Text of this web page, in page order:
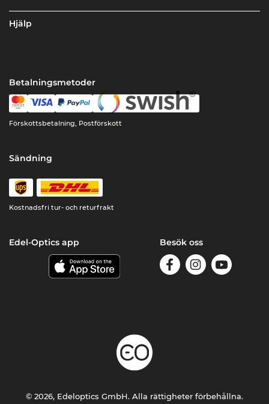
Hjälp
Betalningsmetoder
Förskottsbetalning, Postförskott
Sändning
Kostnadsfri tur- och returfrakt
Edel-Optics app Besök oss
© 2026, Edeloptics GmbH. Alla rättigheter förbehållna.